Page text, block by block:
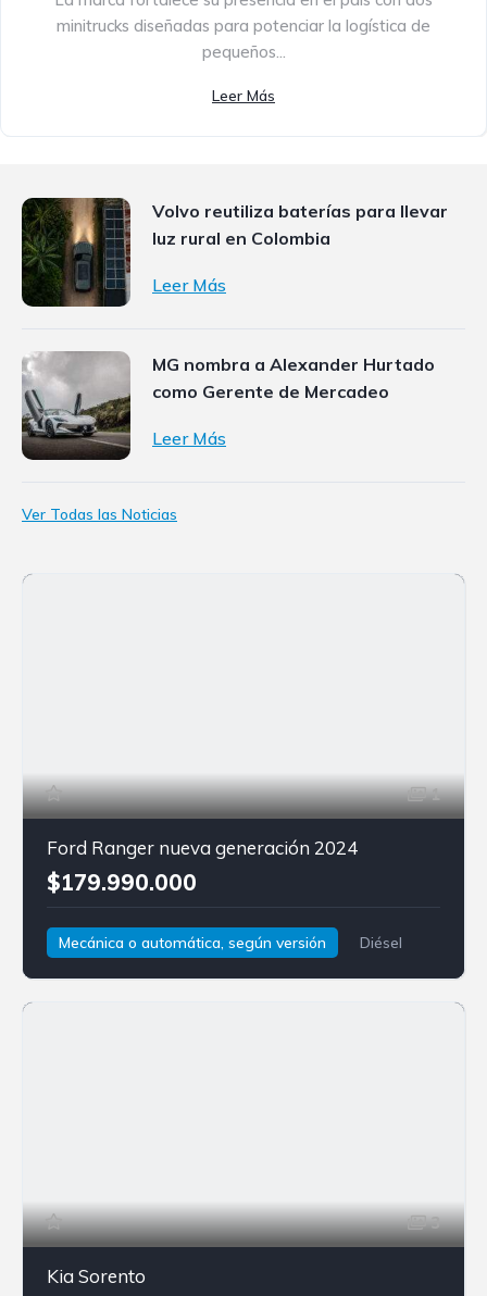
minitrucks diseñadas para potenciar la logística de
pequeños...
Leer Más
Volvo reutiliza baterías para llevar
luz rural en Colombia
Leer Más
MG nombra a Alexander Hurtado
como Gerente de Mercadeo
Leer Más
Ver Todas las Noticias
1
Ford Ranger nueva generación 2024
$179.990.000
Mecánica o automática, según versión
Diésel
3
Kia Sorento